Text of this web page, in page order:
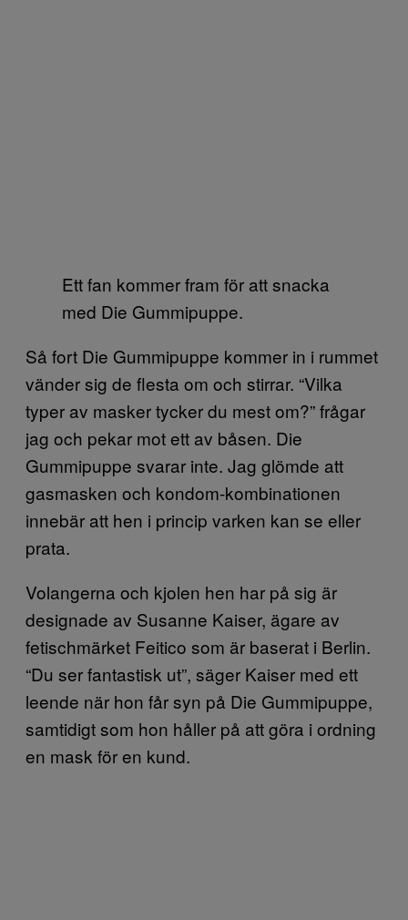
Ett fan kommer fram för att snacka
med Die Gummipuppe.
Så fort Die Gummipuppe kommer in i rummet
vänder sig de flesta om och stirrar. “Vilka
typer av masker tycker du mest om?” frågar
jag och pekar mot ett av båsen. Die
Gummipuppe svarar inte. Jag glömde att
gasmasken och kondom-kombinationen
innebär att hen i princip varken kan se eller
prata.
Volangerna och kjolen hen har på sig är
designade av Susanne Kaiser, ägare av
fetischmärket Feitico som är baserat i Berlin.
“Du ser fantastisk ut”, säger Kaiser med ett
leende när hon får syn på Die Gummipuppe,
samtidigt som hon håller på att göra i ordning
en mask för en kund.